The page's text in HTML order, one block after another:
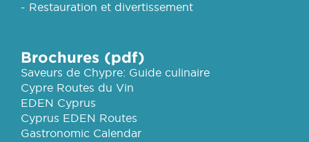
- Restauration et divertissement
Brochures (pdf)
Saveurs de Chypre: Guide culinaire
Cypre Routes du Vin
EDEN Cyprus
Cyprus EDEN Routes
Gastronomic Calendar